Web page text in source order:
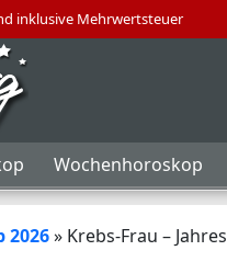
inklusive Mehrwertsteuer
Wochenhoroskop
2026» Krebs-Frau –